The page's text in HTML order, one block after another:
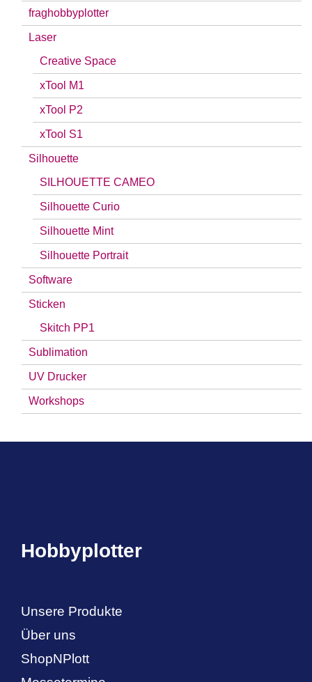
fraghobbyplotter
Laser
Creative Space
xTool M1
xTool P2
xTool S1
Silhouette
SILHOUETTE CAMEO
Silhouette Curio
Silhouette Mint
Silhouette Portrait
Software
Sticken
Skitch PP1
Sublimation
UV Drucker
Workshops
Hobbyplotter
Unsere Produkte
Über uns
ShopNPlott